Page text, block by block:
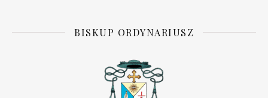
BISKUP ORDYNARIUSZ